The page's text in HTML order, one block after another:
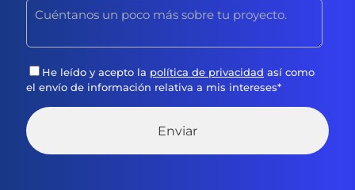
He leído y acepto la política de privacidad así como
el envío de información relativa a mis intereses*